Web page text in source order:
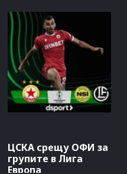
ЦСКА срещу ОФИ за
групите в Лига
Европа